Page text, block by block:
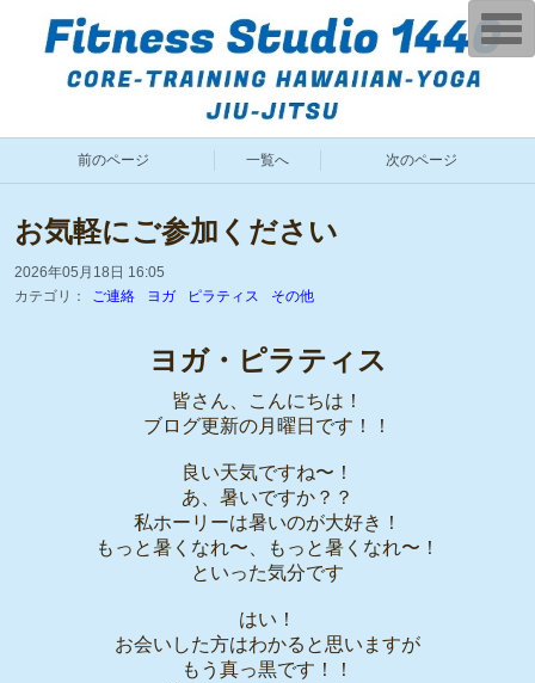
前のページ 一覧へ 次のページ
お気軽にご参加ください
2026年05月18日 16:05
カテゴリ：
ご連絡 ヨガ ピラティス その他
ヨガ・ピラティス
皆さん、こんにちは！
ブログ更新の月曜日です！！
良い天気ですね〜！
あ、暑いですか？？
私ホーリーは暑いのが大好き！
もっと暑くなれ〜、もっと暑くなれ〜！
といった気分です
はい！
お会いした方はわかると思いますが
もう真っ黒です！！
T
o
g
i